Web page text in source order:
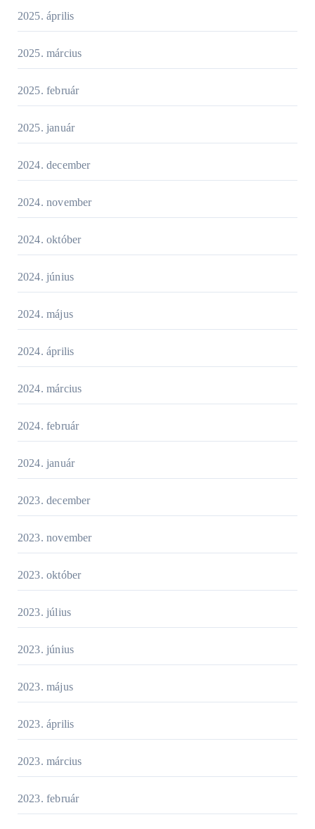
2025. április
2025. március
2025. február
2025. január
2024. december
2024. november
2024. október
2024. június
2024. május
2024. április
2024. március
2024. február
2024. január
2023. december
2023. november
2023. október
2023. július
2023. június
2023. május
2023. április
2023. március
2023. február